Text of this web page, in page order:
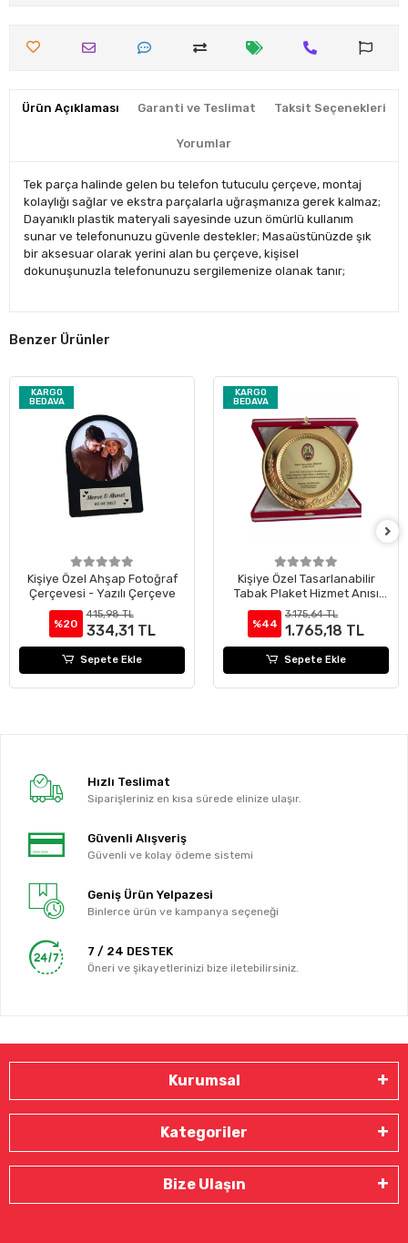
Ürün Açıklaması Garanti ve Teslimat Taksit Seçenekleri
Yorumlar
Tek parça halinde gelen bu telefon tutuculu çerçeve, montaj
kolaylığı sağlar ve ekstra parçalarla uğraşmanıza gerek kalmaz;
Dayanıklı plastik materyali sayesinde uzun ömürlü kullanım
sunar ve telefonunuzu güvenle destekler; Masaüstünüzde şık
bir aksesuar olarak yerini alan bu çerçeve, kişisel
dokunuşunuzla telefonunuzu sergilemenize olanak tanır;
Benzer Ürünler
KARGO
BEDAVA
Kişiye Özel Ahşap Fotoğraf
Çerçevesi - Yazılı Çerçeve
%20
415,98 TL
334,31 TL
Sepete Ekle
KARGO
BEDAVA
Kişiye Özel Tasarlanabilir
Tabak Plaket Hizmet Anısı
(25 cm)
%44
3.175,64 TL
1.765,18 TL
Sepete Ekle
Hızlı Teslimat
Siparişleriniz en kısa sürede elinize ulaşır.
Güvenli Alışveriş
Güvenli ve kolay ödeme sistemi
Geniş Ürün Yelpazesi
Binlerce ürün ve kampanya seçeneği
7 / 24 DESTEK
Öneri ve şikayetlerinizi bize iletebilirsiniz.
Kurumsal
Kategoriler
Bize Ulaşın